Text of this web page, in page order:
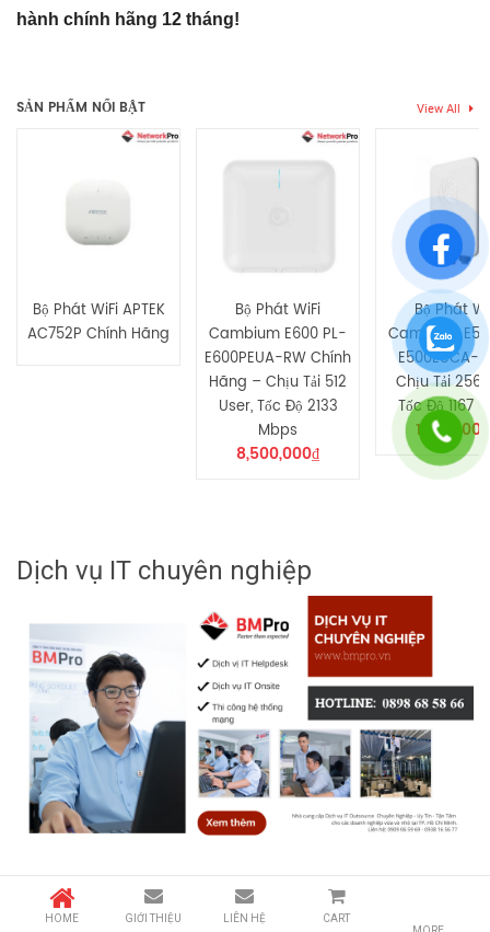
hành chính hãng 12 tháng!
Pro) – Chuẩn WiFi 7 BE, Chịu tải 300+ User, Tốc Độ 9335Mbps”
để gửi đánh giá.
SẢN PHẨM NỔI BẬT View All
Bộ Phát WiFi APTEK
AC752P Chính Hãng
Bộ Phát WiFi
Cambium E600 PL-
E600PEUA-RW Chính
Hãng – Chịu Tải 512
User, Tốc Độ 2133
Mbps
8,500,000₫
Bộ Phát
Cambium
E500EUCA-
Chịu Tải 256
Tốc Độ 1167
10,130,000
Dịch vụ IT chuyên nghiệp
HOME GIỚI THIỆU LIÊN HỆ
CART